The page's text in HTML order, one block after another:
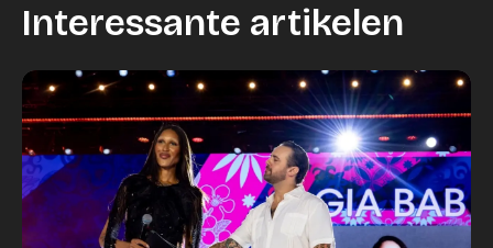
Interessante artikelen